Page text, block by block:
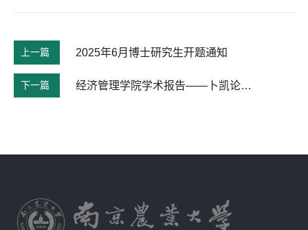
上一篇 2025年6月博士研究生开题通知
下一篇 经济管理学院学术报告——卜凯论坛·学术前沿359期